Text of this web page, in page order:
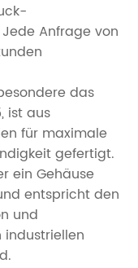
Anfrage von
das
ist aus
für maximale
gefertigt.
ein Gehäuse
entspricht den
und
industriellen